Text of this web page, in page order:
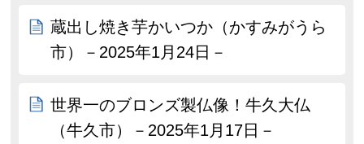
蔵出し焼き芋かいつか（かすみがうら
市）－2025年1月24日－
世界一のブロンズ製仏像！牛久大仏
（牛久市）－2025年1月17日－